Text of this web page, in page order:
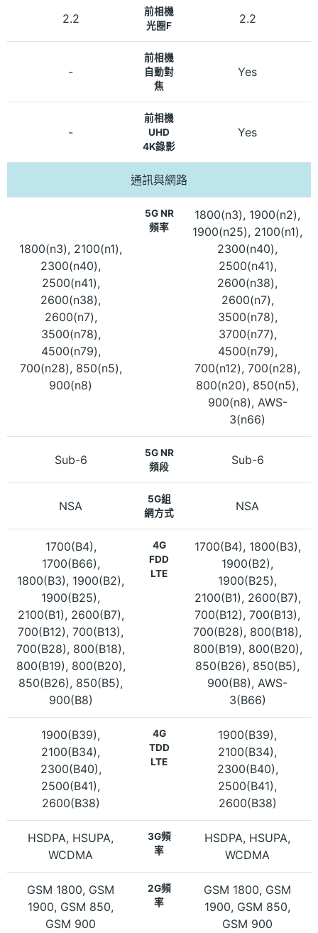
2.2
前相機
光圈F
2.2
-
前相機
自動對
焦
Yes
-
前相機
UHD
4K錄影
Yes
通訊與網路
1800(n3), 2100(n1),
2300(n40),
2500(n41),
2600(n38),
2600(n7),
3500(n78),
4500(n79),
700(n28), 850(n5),
900(n8)
5G NR
頻率
1800(n3), 1900(n2),
1900(n25), 2100(n1),
2300(n40),
2500(n41),
2600(n38),
2600(n7),
3500(n78),
3700(n77),
4500(n79),
700(n12), 700(n28),
800(n20), 850(n5),
900(n8), AWS-
3(n66)
Sub-6
5G NR
頻段
Sub-6
NSA
5G組
網方式
NSA
1700(B4),
1700(B66),
1800(B3), 1900(B2),
1900(B25),
2100(B1), 2600(B7),
700(B12), 700(B13),
700(B28), 800(B18),
800(B19), 800(B20),
850(B26), 850(B5),
900(B8)
4G
FDD
LTE
1700(B4), 1800(B3),
1900(B2),
1900(B25),
2100(B1), 2600(B7),
700(B12), 700(B13),
700(B28), 800(B18),
800(B19), 800(B20),
850(B26), 850(B5),
900(B8), AWS-
3(B66)
1900(B39),
2100(B34),
2300(B40),
2500(B41),
2600(B38)
4G
TDD
LTE
1900(B39),
2100(B34),
2300(B40),
2500(B41),
2600(B38)
HSDPA, HSUPA,
WCDMA
3G頻
率
HSDPA, HSUPA,
WCDMA
GSM 1800, GSM
1900, GSM 850,
GSM 900
2G頻
率
GSM 1800, GSM
1900, GSM 850,
GSM 900